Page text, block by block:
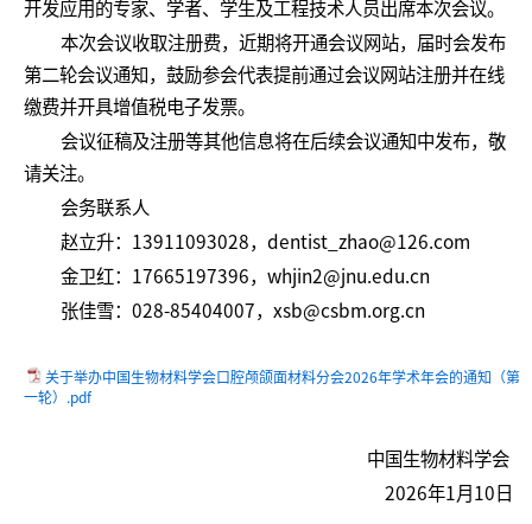
开发应用的专家、学者、学生及工程技术人员出席本次会议。
本次会议收取注册费，近期将开通会议网站，届时会发布
第二轮会议通知，鼓励参会代表提前通过会议网站注册并在线
缴费并开具增值税电子发票。
会议征稿及注册等其他信息将在后续会议通知中发布，敬
请关注。
会务联系人
赵立升：13911093028，dentist_zhao@126.com
金卫红：17665197396，whjin2@jnu.edu.cn
张佳雪：028-85404007，xsb@csbm.org.cn
关于举办中国生物材料学会口腔颅颌面材料分会2026年学术年会的通知（第
一轮）.pdf
中国生物材料学会
2026年1月10日